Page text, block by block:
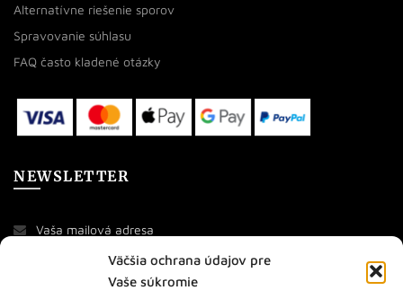
Väčšia ochrana údajov pre
Vaše súkromie
Alternatívne riešenie sporov
Spravovanie súhlasu
FAQ často kladené otázky
NEWSLETTER